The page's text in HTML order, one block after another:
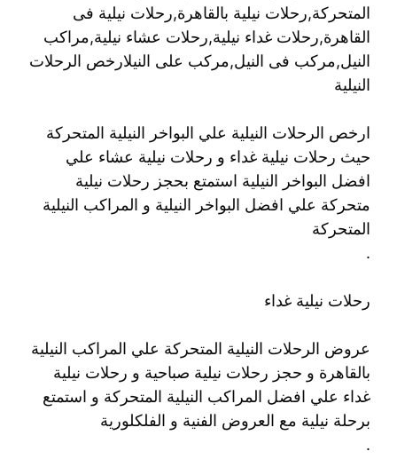
المتحركة,رحلات نيلية بالقاهرة,رحلات نيلية فى
القاهرة,رحلات غداء نيلية,رحلات عشاء نيلية,مراكب
النيل,مركب فى النيل,مركب على النيلارخص الرحلات
النيلية
ارخص الرحلات النيلية علي البواخر النيلية المتحركة
حيث رحلات نيلية غداء و رحلات نيلية عشاء علي
افضل البواخر النيلية استمتع بحجز رحلات نيلية
متحركة علي افضل البواخر النيلية و المراكب النيلية
المتحركة
.
رحلات نيلية غداء
عروض الرحلات النيلية المتحركة علي المراكب النيلية
بالقاهرة و حجز رحلات نيلية صباحية و رحلات نيلية
غداء علي افضل المراكب النيلية المتحركة و استمتع
برحلة نيلية مع العروض الفنية و الفلكلورية
.